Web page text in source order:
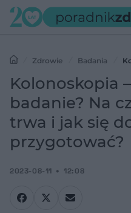
Zdrowie Badania
Na czym polega, ile trwa i jak się
Kolonoskopia
badanie? Na
trwa i jak się
przygotować?
2023-08-11 12:08